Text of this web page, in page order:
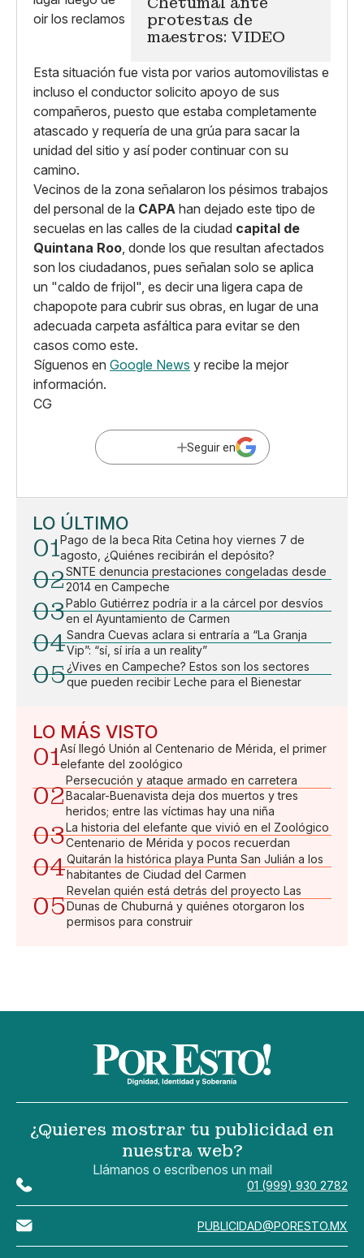
protestas de
maestros: VIDEO
Esta situación fue vista por varios automovilistas e
incluso el conductor solicito apoyo de sus
compañeros, puesto que estaba completamente
atascado y requería de una grúa para sacar la
unidad del sitio y así poder continuar con su
camino.
Vecinos de la zona señalaron los pésimos trabajos
del personal de la CAPA han dejado este tipo de
secuelas en las calles de la ciudad capital de
Quintana Roo, donde los que resultan afectados
son los ciudadanos, pues señalan solo se aplica
un "caldo de frijol", es decir una ligera capa de
chapopote para cubrir sus obras, en lugar de una
adecuada carpeta asfáltica para evitar se den
casos como este.
Síguenos en Google News y recibe la mejor
información.
CG
Seguir en
LO ÚLTIMO
01Pago de la beca Rita Cetina hoy viernes 7 de
agosto, ¿Quiénes recibirán el depósito?
02SNTE denuncia prestaciones congeladas desde
2014 en Campeche
03Pablo Gutiérrez podría ir a la cárcel por desvíos
en el Ayuntamiento de Carmen
04Sandra Cuevas aclara si entraría a “La Granja
Vip”: “sí, sí iría a un reality”
05¿Vives en Campeche? Estos son los sectores
que pueden recibir Leche para el Bienestar
LO MÁS VISTO
01Así llegó Unión al Centenario de Mérida, el primer
elefante del zoológico
02
Persecución y ataque armado en carretera
Bacalar-Buenavista deja dos muertos y tres
heridos; entre las víctimas hay una niña
03La historia del elefante que vivió en el Zoológico
Centenario de Mérida y pocos recuerdan
04Quitarán la histórica playa Punta San Julián a los
habitantes de Ciudad del Carmen
05
Revelan quién está detrás del proyecto Las
Dunas de Chuburná y quiénes otorgaron los
permisos para construir
¿Quieres mostrar tu publicidad en
nuestra web?
Llámanos o escríbenos un mail
01 (999) 930 2782
PUBLICIDAD@PORESTO.MX